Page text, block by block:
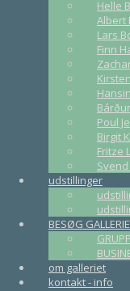
Helle
Albert
Lars
Finn
Poul
Birgit
Fritze
udstillinger
BESØG
om galleriet
kontakt - info